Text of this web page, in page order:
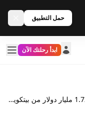
حمل التطبيق
ابدأ رحلتك الآن
هلع المستثمرين يسحب 1.72 مليار دولار من بيتكوين.. وCoinShares: الأزمة نفسية وليست انهياراً في السوق